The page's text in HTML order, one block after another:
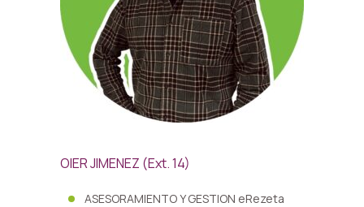
OIER JIMENEZ (Ext. 14)
ASESORAMIENTO Y GESTION eRezeta